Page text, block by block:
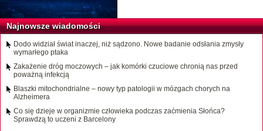
Najnowsze wiadomości
Dodo widział świat inaczej, niż sądzono. Nowe badanie odsłania zmysły
wymarłego ptaka
Zakażenie dróg moczowych – jak komórki czuciowe chronią nas przed
poważną infekcją
Blaszki mitochondrialne – nowy typ patologii w mózgach chorych na
Alzheimera
Co się dzieje w organizmie człowieka podczas zaćmienia Słońca?
Sprawdzą to uczeni z Barcelony